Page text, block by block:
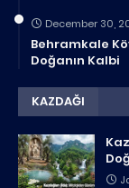
December 30,
Behramkale
Doğanın Kalbi
KAZDAĞI